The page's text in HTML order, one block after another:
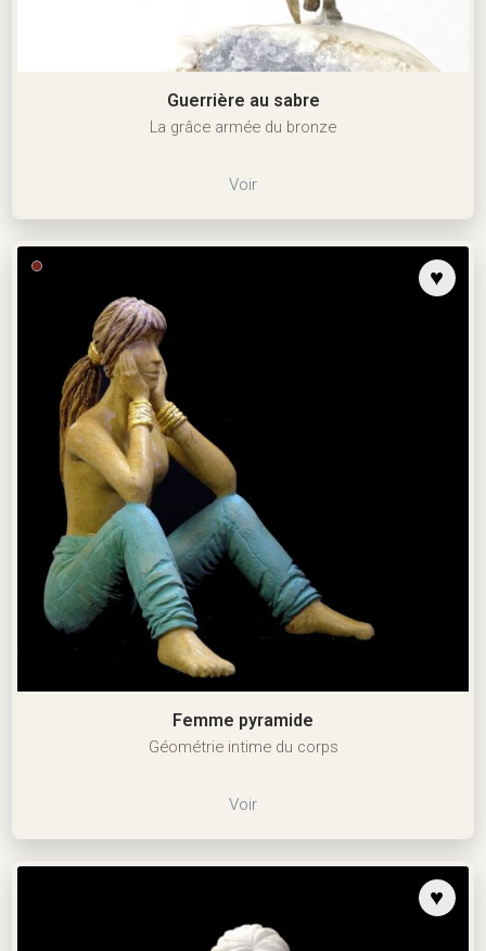
Guerrière au sabre
La grâce armée du bronze
Voir
Femme pyramide
Géométrie intime du corps
Voir